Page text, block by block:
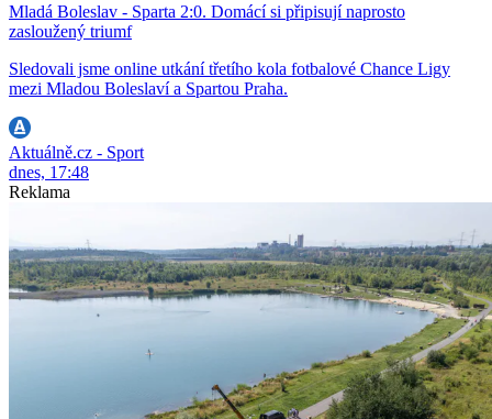
Mladá Boleslav - Sparta 2:0. Domácí si připisují naprosto
zasloužený triumf
Sledovali jsme online utkání třetího kola fotbalové Chance Ligy
mezi Mladou Boleslaví a Spartou Praha.
Aktuálně.cz - Sport
dnes, 17:48
Reklama